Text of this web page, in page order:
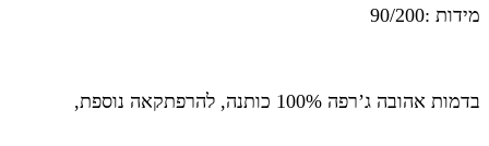
מידות :90/200
בדמות אהובה ג’רפה להרפתקאה נוספת,